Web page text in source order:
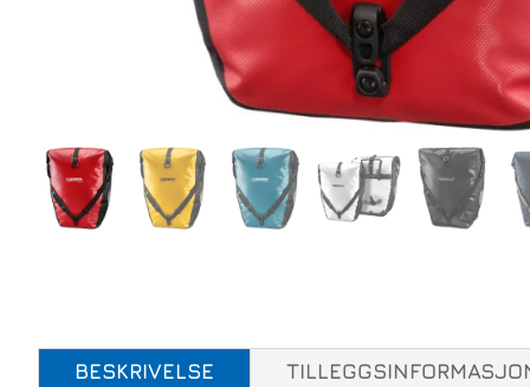
BESKRIVELSE